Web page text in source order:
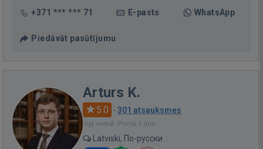
+371 *** *** 71 E-pasts WhatsApp
Piedāvāt pasūtījumu
Arturs K.
5.0 · 301 atsauksmes
Bija vietnē: Pirms 1 min.
Latviski, По-русски